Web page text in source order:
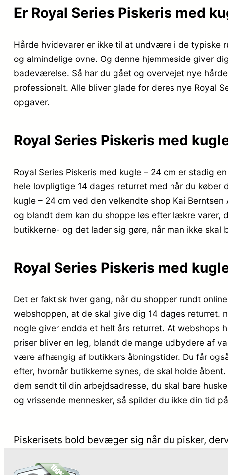
Er Royal Series Piskeris med
Hårde hvidevarer er ikke til at undvære i de typiske
og almindelige ovne. Og denne hjemmeside giver
badeværelse. Så har du gået og overvejet nye
professionelt. Alle bliver glade for deres nye Royal
opgaver.
Royal Series Piskeris med
Royal Series Piskeris med kugle – 24 cm er stadig
hele lovpligtige 14 dages returret med når du køber
kugle – 24 cm ved den velkendte shop Kai
og blandt dem kan du shoppe løs efter lækre varer,
butikkerne- og det lader sig gøre, når man ikke skal
Royal Series Piskeris med
Det er faktisk hver gang, når du shopper rundt
webshoppen, at de skal give dig 14 dages returret.
nogle giver endda et helt års returret. At webshops
priser bliver en leg, blandt de mange udbydere af
være afhængig af butikkers åbningstider. Du får
efter, hvornår butikkerne synes, de skal holde
dem sendt til din arbejdsadresse, du skal bare
og vrissende mennesker, så spilder du ikke din tid
Piskerisets bold bevæger sig når du pisker,